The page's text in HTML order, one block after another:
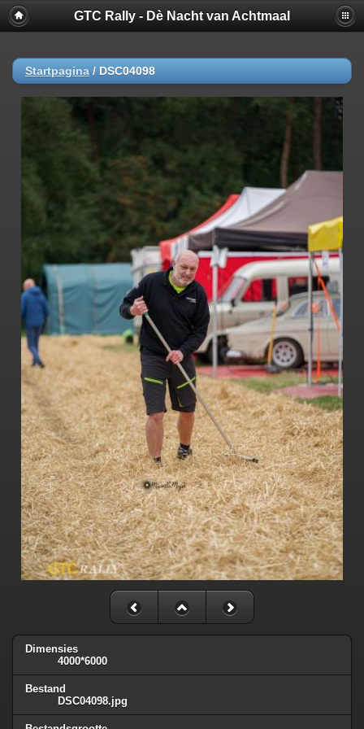
GTC Rally - Dè Nacht van Achtmaal
Startpagina / DSC04098
Dimensies
4000*6000
Bestand
DSC04098.jpg